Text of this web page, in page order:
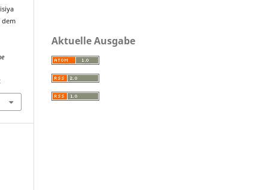
dem
Aktuelle Ausgabe